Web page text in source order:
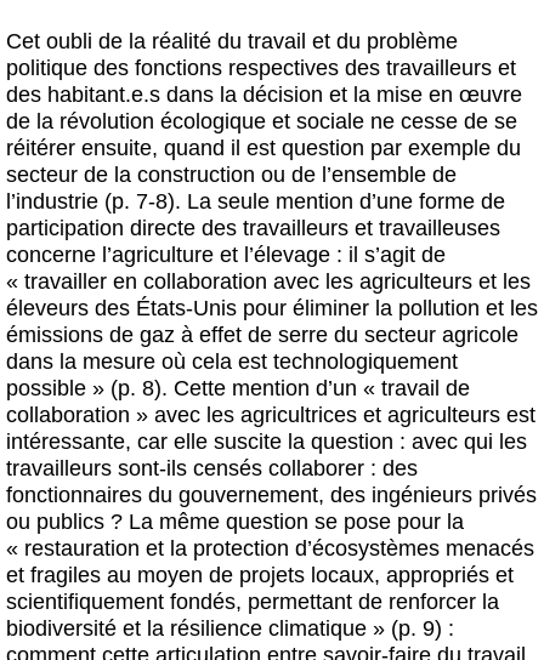
Cet oubli de la réalité du travail et du problème
politique des fonctions respectives des travailleurs et
des habitant.e.s dans la décision et la mise en œuvre
de la révolution écologique et sociale ne cesse de se
réitérer ensuite, quand il est question par exemple du
secteur de la construction ou de l’ensemble de
l’industrie (p. 7-8). La seule mention d’une forme de
participation directe des travailleurs et travailleuses
concerne l’agriculture et l’élevage : il s’agit de
« travailler en collaboration avec les agriculteurs et les
éleveurs des États-Unis pour éliminer la pollution et les
émissions de gaz à effet de serre du secteur agricole
dans la mesure où cela est technologiquement
possible » (p. 8). Cette mention d’un « travail de
collaboration » avec les agricultrices et agriculteurs est
intéressante, car elle suscite la question : avec qui les
travailleurs sont-ils censés collaborer : des
fonctionnaires du gouvernement, des ingénieurs privés
ou publics ? La même question se pose pour la
« restauration et la protection d’écosystèmes menacés
et fragiles au moyen de projets locaux, appropriés et
scientifiquement fondés, permettant de renforcer la
biodiversité et la résilience climatique » (p. 9) :
comment cette articulation entre savoir-faire du travail,